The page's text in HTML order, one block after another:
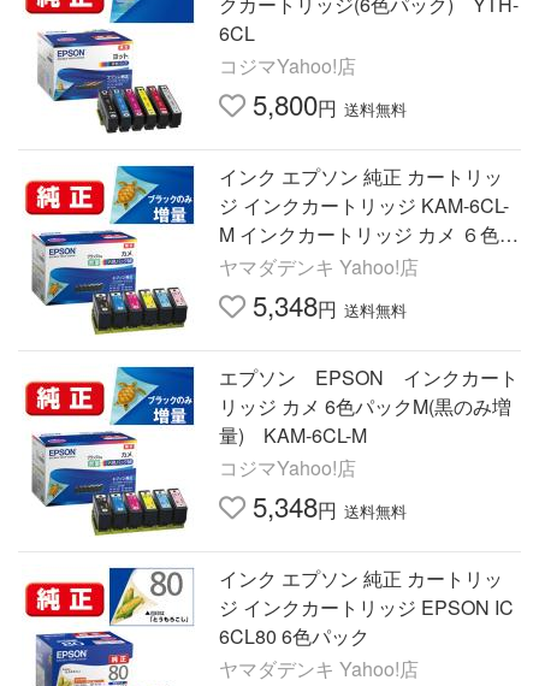
6CL
コジマYahoo!店
5,800円 送料無料
インク エプソン 純正 カートリッ
ジ インクカートリッジ KAM-6CL-
M インクカートリッジ カメ ６色パ
ックM 黒のみ増量 インク
ヤマダデンキ Yahoo!店
5,348円 送料無料
エプソン EPSON インクカート
リッジ カメ 6色パックM(黒のみ増
量) KAM-6CL-M
コジマYahoo!店
5,348円 送料無料
インク エプソン 純正 カートリッ
ジ インクカートリッジ EPSON IC
6CL80 6色パック
ヤマダデンキ Yahoo!店